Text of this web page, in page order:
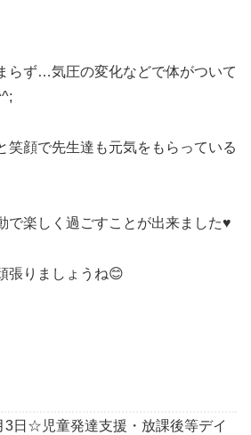
らず…気圧の変化などで体がついて
笑顔で先生達も元気をもらっている
で楽しく過ごすことが出来ました♥
張りましょうね😊
3日☆児童発達支援・放課後等デイ